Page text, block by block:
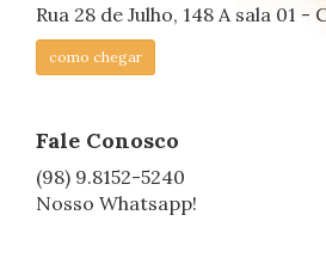
Rua 28 de Julho, 148 A sala 01
como chegar
Fale Conosco
(98) 9.8152-5240
Nosso Whatsapp!